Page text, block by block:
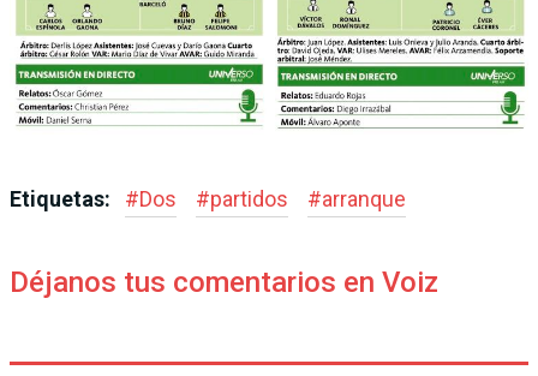
Etiquetas: #Dos #partidos #arranque
Déjanos tus comentarios en Voiz